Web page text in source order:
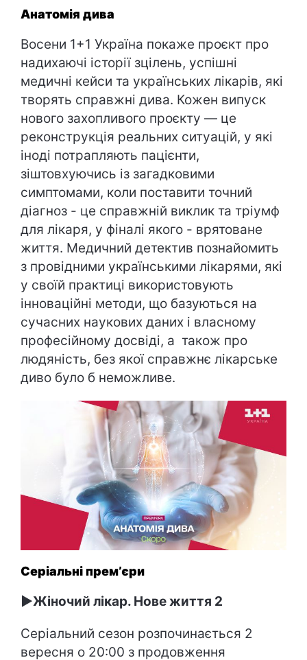
Анатомія дива
Восени 1+1 Україна покаже проєкт про
надихаючі історії зцілень, успішні
медичні кейси та українських лікарів, які
творять справжні дива. Кожен випуск
нового захопливого проєкту — це
реконструкція реальних ситуацій, у які
іноді потрапляють пацієнти,
зіштовхуючись із загадковими
симптомами, коли поставити точний
діагноз - це справжній виклик та тріумф
для лікаря, у фіналі якого - врятоване
життя. Медичний детектив познайомить
з провідними українськими лікарями, які
у своїй практиці використовують
інноваційні методи, що базуються на
сучасних наукових даних і власному
професійному досвіді, а також про
людяність, без якої справжнє лікарське
диво було б неможливе.
Серіальні премʼєри
►Жіночий лікар. Нове життя 2
Серіальний сезон розпочинається 2
вересня о 20:00 з продовження